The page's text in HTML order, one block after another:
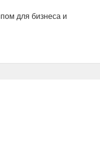
для бизнеса и